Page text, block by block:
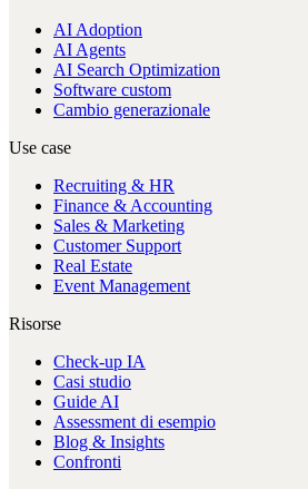
AI Adoption
AI Agents
AI Search Optimization
Software custom
Cambio generazionale
Use case
Recruiting & HR
Finance & Accounting
Sales & Marketing
Customer Support
Real Estate
Event Management
Risorse
Check-up IA
Casi studio
Guide AI
Assessment di esempio
Blog & Insights
Confronti